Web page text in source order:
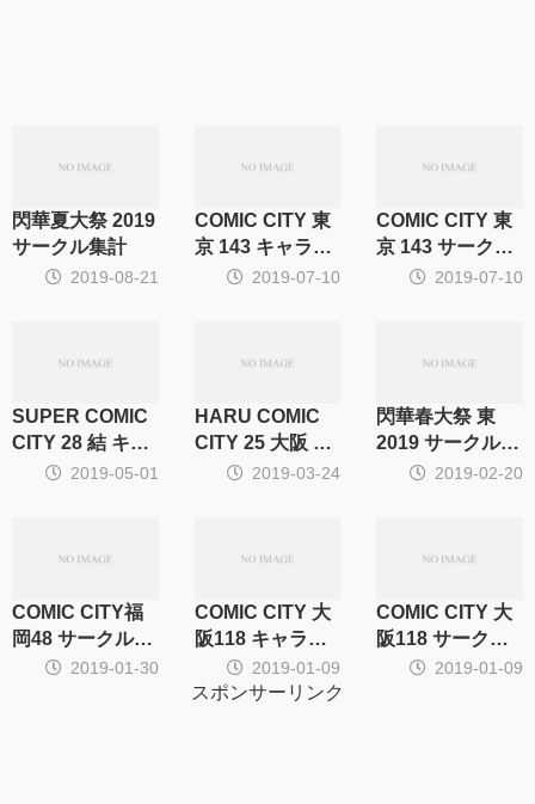
閃華夏大祭 2019
サークル集計
2019-08-21
COMIC CITY 東
京 143 キャラ・
CP集計2019-07-10
COMIC CITY 東
京 143 サークル
集計
2019-07-10
SUPER COMIC
CITY 28 結 キャ
ラ・CP別サーク
2019-05-01
HARU COMIC
CITY 25 大阪 サ
ークル集計2019-03-24
閃華春大祭 東
2019 サークル集
2019-02-20
COMIC CITY福
岡48 サークル集
2019-01-30
COMIC CITY 大
阪118 キャラ・
CP別サークル集
計
2019-01-09
COMIC CITY 大
阪118 サークル
集計
2019-01-09
スポンサーリンク